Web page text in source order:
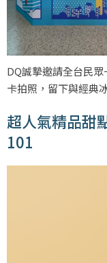
DQ誠摯邀請全台民
卡拍照，留下與經典
超人氣精品甜
101